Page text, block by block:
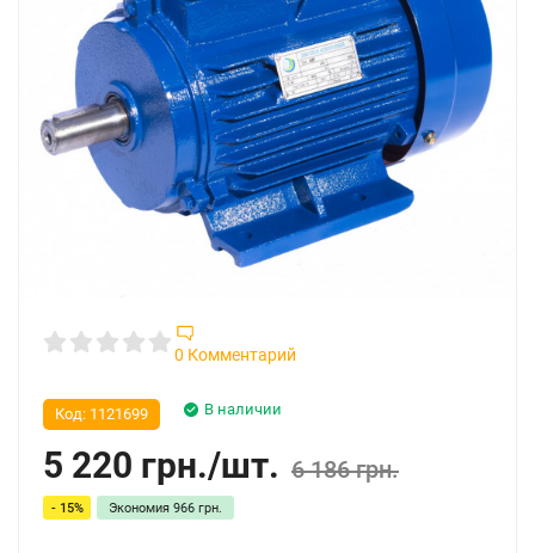
0 Комментарий
В наличии
Код: 1121699
5 220 грн./шт. 6 186 грн.
- 15% Экономия 966 грн.